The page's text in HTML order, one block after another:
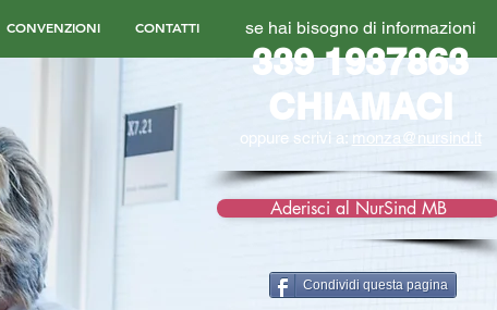
CONVENZIONI CONTATTI se hai bisogno di informazioni
339 1937863
CHIAMACI
oppure scrivi a: monza@nursind.it
Aderisci al NurSind MB
Condividi questa pagina